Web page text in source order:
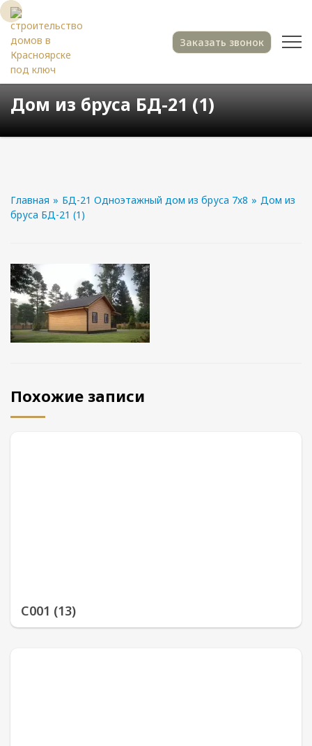
Заказать звонок
Дом из бруса БД-21 (1)
Главная » БД-21 Одноэтажный дом из бруса 7х8 » Дом из
бруса БД-21 (1)
Похожие записи
С001 (13)